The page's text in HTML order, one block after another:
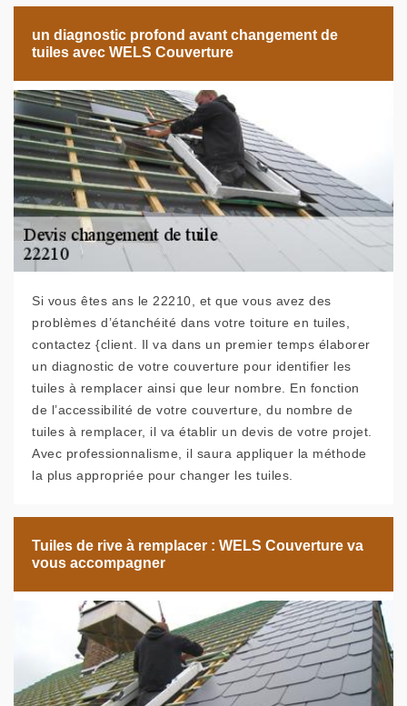
un diagnostic profond avant changement de
tuiles avec WELS Couverture
Si vous êtes ans le 22210, et que vous avez des
problèmes d’étanchéité dans votre toiture en tuiles,
contactez {client. Il va dans un premier temps élaborer
un diagnostic de votre couverture pour identifier les
tuiles à remplacer ainsi que leur nombre. En fonction
de l’accessibilité de votre couverture, du nombre de
tuiles à remplacer, il va établir un devis de votre projet.
Avec professionnalisme, il saura appliquer la méthode
la plus appropriée pour changer les tuiles.
Tuiles de rive à remplacer : WELS Couverture va
vous accompagner